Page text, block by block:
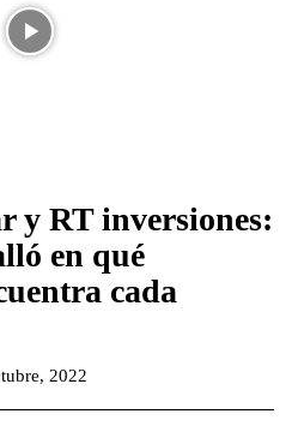
y RT inversiones:
en qué
cada
2022